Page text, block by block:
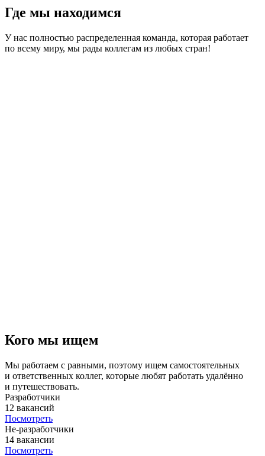
Где мы находимся
У нас полностью распределенная команда, которая работает
по всему миру, мы рады коллегам из любых стран!
Кого мы ищем
Мы работаем с равными, поэтому ищем самостоятельных
и ответственных коллег, которые любят работать удалённо
и путешествовать.
Разработчики
12 вакансий
Посмотреть
Не-разработчики
14 вакансии
Посмотреть